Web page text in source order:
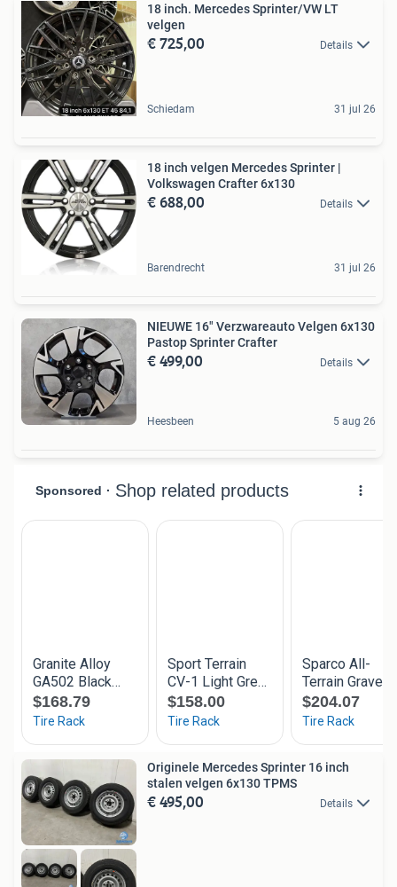
18 inch. Mercedes Sprinter/VW LT
velgen
€ 725,00 Details
Schiedam 31 jul 26
18 inch velgen Mercedes Sprinter |
Volkswagen Crafter 6x130
€ 688,00 Details
Barendrecht 31 jul 26
NIEUWE 16" Verzwareauto Velgen 6x130
Pastop Sprinter Crafter
€ 499,00 Details
Heesbeen 5 aug 26
Originele Mercedes Sprinter 16 inch
stalen velgen 6x130 TPMS
€ 495,00 Details